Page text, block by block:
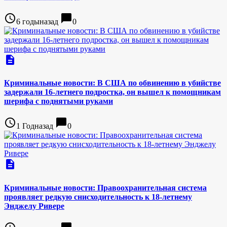
access_time6 годыназад chat_bubble0
description
Криминальные новости: В США по обвинению в убийстве
задержали 16-летнего подростка, он вышел к помощникам
шерифа с поднятыми руками
access_time1 Годназад chat_bubble0
description
Криминальные новости: Правоохранительная система
проявляет редкую снисходительность к 18-летнему
Энджелу Ривере